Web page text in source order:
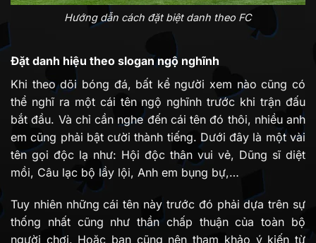
Hướng dẫn cách đặt biệt danh theo FC
Đặt danh hiệu theo slogan ngộ nghĩnh
Khi theo dõi bóng đá, bất kể người xem nào cũng có
thể nghĩ ra một cái tên ngộ nghĩnh trước khi trận đấu
bắt đầu. Và chỉ cần nghe đến cái tên đó thôi, nhiều anh
em cũng phải bật cười thành tiếng. Dưới đây là một vài
tên gọi độc lạ như: Hội độc thân vui vẻ, Dũng sĩ diệt
mồi, Câu lạc bộ lầy lội, Anh em bụng bự,…
Tuy nhiên những cái tên này trước đó phải dựa trên sự
thống nhất cũng như thần chấp thuận của toàn bộ
người chơi. Hoặc bạn cũng nên tham khảo ý kiến từ